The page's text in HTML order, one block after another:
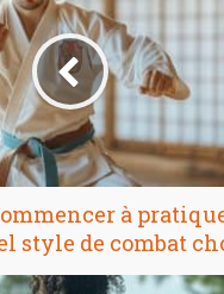
à
style de combat